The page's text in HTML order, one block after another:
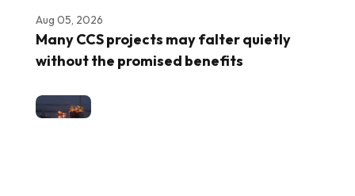
Aug 05, 2026
Many CCS projects may falter quietly
without the promised benefits